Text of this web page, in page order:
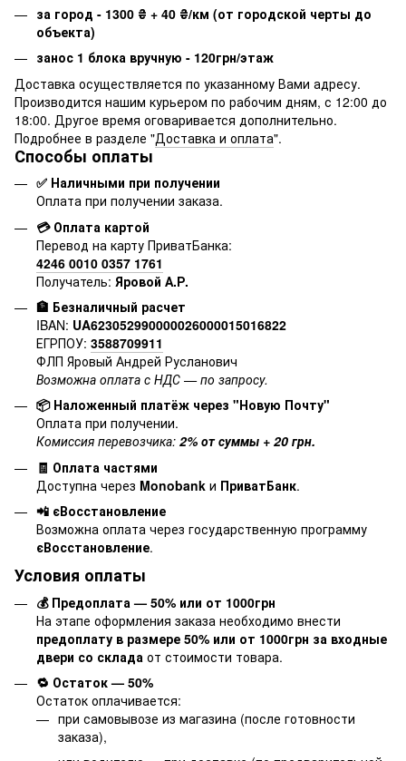
за город - 1300 ₴ + 40 ₴/км (от городской черты до
объекта)
занос 1 блока вручную - 120грн/этаж
Доставка осуществляется по указанному Вами адресу.
Производится нашим курьером по рабочим дням, с 12:00 до
18:00. Другое время оговаривается дополнительно.
Подробнее в разделе "Доставка и оплата".
Способы оплаты
✅ Наличными при получении
Оплата при получении заказа.
💳 Оплата картой
Перевод на карту ПриватБанка:
4246 0010 0357 1761
Получатель: Яровой А.Р.
🏦 Безналичный расчет
IBAN: UA623052990000026000015016822
ЕГРПОУ: 3588709911
ФЛП Яровый Андрей Русланович
Возможна оплата с НДС — по запросу.
📦 Наложенный платёж через "Новую Почту"
Оплата при получении.
Комиссия перевозчика: 2% от суммы + 20 грн.
🧾 Оплата частями
Доступна через Monobank и ПриватБанк.
📲 єВосстановление
Возможна оплата через государственную программу
єВосстановление.
Условия оплаты
💰 Предоплата — 50% или от 1000грн
На этапе оформления заказа необходимо внести
предоплату в размере 50% или от 1000грн за входные
двери со склада от стоимости товара.
🔁 Остаток — 50%
Остаток оплачивается:
при самовывозе из магазина (после готовности
заказа),